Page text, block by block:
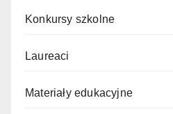
Konkursy szkolne
Laureaci
Materiały edukacyjne